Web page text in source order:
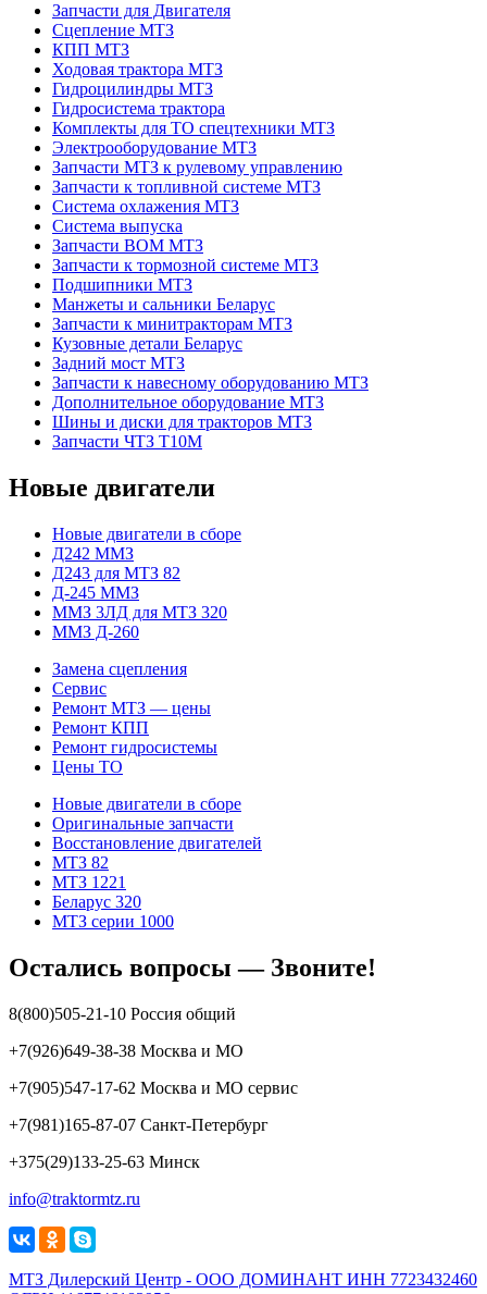
Запчасти для Двигателя
Сцепление МТЗ
КПП МТЗ
Ходовая трактора МТЗ
Гидроцилиндры МТЗ
Гидросистема трактора
Комплекты для ТО спецтехники МТЗ
Электрооборудование МТЗ
Запчасти МТЗ к рулевому управлению
Запчасти к топливной системе МТЗ
Система охлажения МТЗ
Система выпуска
Запчасти ВОМ МТЗ
Запчасти к тормозной системе МТЗ
Подшипники МТЗ
Манжеты и сальники Беларус
Запчасти к минитракторам МТЗ
Кузовные детали Беларус
Задний мост МТЗ
Запчасти к навесному оборудованию МТЗ
Дополнительное оборудование МТЗ
Шины и диски для тракторов МТЗ
Запчасти ЧТЗ Т10М
Новые двигатели
Новые двигатели в сборе
Д242 ММЗ
Д243 для МТЗ 82
Д-245 ММЗ
ММЗ 3ЛД для МТЗ 320
ММЗ Д-260
Замена сцепления
Сервис
Ремонт МТЗ — цены
Ремонт КПП
Ремонт гидросистемы
Цены ТО
Новые двигатели в сборе
Оригинальные запчасти
Восстановление двигателей
МТЗ 82
МТЗ 1221
Беларус 320
МТЗ серии 1000
Остались вопросы — Звоните!
8(800)505-21-10 Россия общий
+7(926)649-38-38 Москва и МО
+7(905)547-17-62 Москва и МО сервис
+7(981)165-87-07 Санкт-Петербург
+375(29)133-25-63 Минск
info@traktormtz.ru
МТЗ Дилерский Центр - ООО ДОМИНАНТ ИНН 7723432460